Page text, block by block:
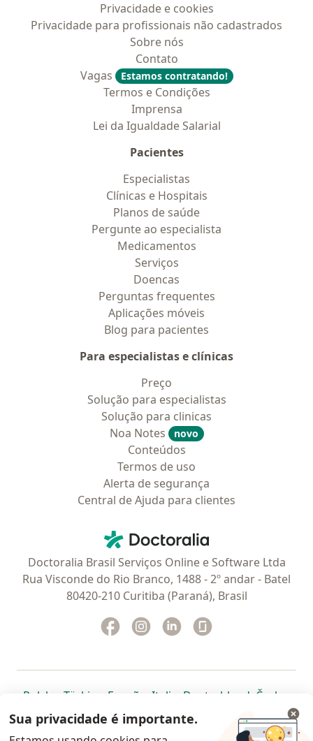
Privacidade e cookies
Privacidade para profissionais não cadastrados
Sobre nós
Contato
Vagas
Estamos contratando!
Termos e Condições
Imprensa
Lei da Igualdade Salarial
Pacientes
Especialistas
Clínicas e Hospitais
Planos de saúde
Pergunte ao especialista
Medicamentos
Serviços
Doencas
Perguntas frequentes
Aplicações móveis
Blog para pacientes
Para especialistas e clínicas
Preço
Solução para especialistas
Solução para clinicas
Noa Notes
novo
Conteúdos
Termos de uso
Alerta de segurança
Central de Ajuda para clientes
Doctoralia - Homepage
Doctoralia Brasil Serviços Online e Software Ltda
Rua Visconde do Rio Branco, 1488 - 2º andar - Batel
80420-210 Curitiba (Paraná), Brasil
Facebook
abre num novo separador
Instagram
abre num novo separador
Linkedin
abre num novo
Polska abre num novo separador
Türkiye abre num novo separador
España abre num novo separador
Italia abre num novo
Deutschlandabre num
Česko
Portugal abre num novo separador
, México abre num novo separador
, abre num novo separador
Brasil abre num novoabre num
abre
Colombia abre num novo
Sua privacidade é importante.